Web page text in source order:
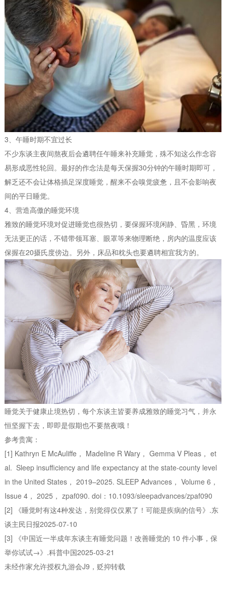
3、午睡时期不宜过长
不少东谈主夜间熬夜后会遴聘任午睡来补充睡觉，殊不知这么作念容
易形成恶性轮回。最好的作念法是每天保握30分钟的午睡时期即可，
解乏还不会让体格插足深度睡觉，醒来不会嗅觉疲惫，且不会影响夜
间的平日睡觉。
4、营造高傲的睡觉环境
雅致的睡觉环境对促进睡觉也很热切，要保握环境闲静、昏黑，环境
无法更正的话，不错带领耳塞、眼罩等来物理断绝，房内的温度应该
保握在20摄氏度傍边。另外，床品和枕头也要遴聘相宜我方的。
睡觉关于健康止境热切，每个东谈主皆要养成雅致的睡觉习气，并永
恒坚握下去，即即是假期也不要熬夜哦！
参考贵寓：
[1] Kathryn E McAuliffe， Madeline R Wary， Gemma V Pleas， et
al. Sleep insufficiency and life expectancy at the state-county level
in the United States， 2019–2025. SLEEP Advances， Volume 6，
Issue 4， 2025， zpaf090. doi：10.1093/sleepadvances/zpaf090
[2] 《睡觉时有这4种发达，别觉得仅仅累了！可能是疾病的信号》.东
谈主民日报2025-07-10
[3] 《中国近一半成年东谈主有睡觉问题！改善睡觉的 10 件小事，保
举你试试→》.科普中国2025-03-21
未经作家允许授权九游会J9，贬抑转载